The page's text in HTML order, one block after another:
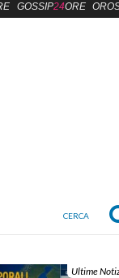
Ultime
GOSSIP24ORE